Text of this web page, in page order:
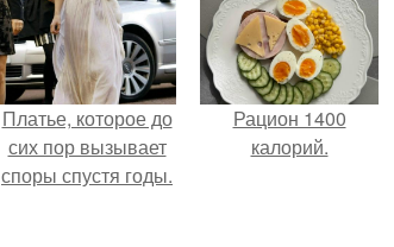
совместного
отдыха.
Платье, которое до
сих пор вызывает
споры спустя годы.
Рацион 1400
калорий.